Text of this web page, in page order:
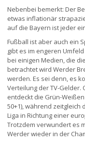
Nebenbei bemerkt: Der
etwas inflationär
auf die Bayern ist jeder
Fußball ist aber auch ein
gibt es im engeren
bei einigen Medien, die
betrachtet wird Werder
werden. Es sei denn, es
Verteilung der TV-
entdeckt die Grün-
50+1), während zeitgleich
Liga in Richtung einer
Trotzdem verwundert es
Werder wieder in der